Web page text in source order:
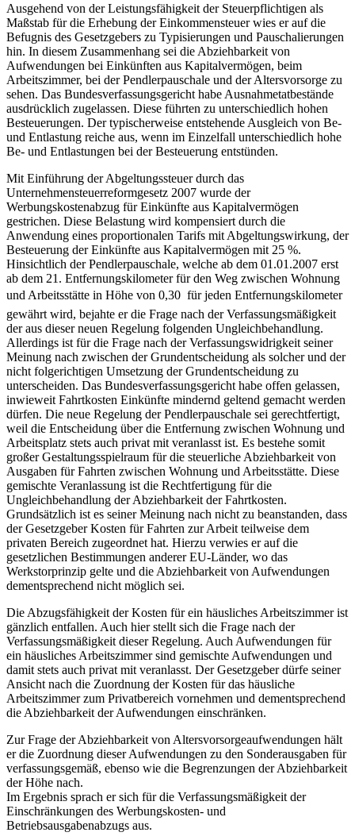
Ausgehend von der Leistungsfähigkeit der Steuerpflichtigen als
Maßstab für die Erhebung der Einkommensteuer wies er auf die
Befugnis des Gesetzgebers zu Typisierungen und Pauschalierungen
hin. In diesem Zusammenhang sei die Abziehbarkeit von
Aufwendungen bei Einkünften aus Kapitalvermögen, beim
Arbeitszimmer, bei der Pendlerpauschale und der Altersvorsorge zu
sehen. Das Bundesverfassungsgericht habe Ausnahmetatbestände
ausdrücklich zugelassen. Diese führten zu unterschiedlich hohen
Besteuerungen. Der typischerweise entstehende Ausgleich von Be-
und Entlastung reiche aus, wenn im Einzelfall unterschiedlich hohe
Be- und Entlastungen bei der Besteuerung entstünden.
Mit Einführung der Abgeltungssteuer durch das
Unternehmensteuerreformgesetz 2007 wurde der
Werbungskostenabzug für Einkünfte aus Kapitalvermögen
gestrichen. Diese Belastung wird kompensiert durch die
Anwendung eines proportionalen Tarifs mit Abgeltungswirkung, der
Besteuerung der Einkünfte aus Kapitalvermögen mit 25 %.
Hinsichtlich der Pendlerpauschale, welche ab dem 01.01.2007 erst
ab dem 21. Entfernungskilometer für den Weg zwischen Wohnung
und Arbeitsstätte in Höhe von 0,30  für jeden Entfernungskilometer
gewährt wird, bejahte er die Frage nach der Verfassungsmäßigkeit
der aus dieser neuen Regelung folgenden Ungleichbehandlung.
Allerdings ist für die Frage nach der Verfassungswidrigkeit seiner
Meinung nach zwischen der Grundentscheidung als solcher und der
nicht folgerichtigen Umsetzung der Grundentscheidung zu
unterscheiden. Das Bundesverfassungsgericht habe offen gelassen,
inwieweit Fahrtkosten Einkünfte mindernd geltend gemacht werden
dürfen. Die neue Regelung der Pendlerpauschale sei gerechtfertigt,
weil die Entscheidung über die Entfernung zwischen Wohnung und
Arbeitsplatz stets auch privat mit veranlasst ist. Es bestehe somit
großer Gestaltungsspielraum für die steuerliche Abziehbarkeit von
Ausgaben für Fahrten zwischen Wohnung und Arbeitsstätte. Diese
gemischte Veranlassung ist die Rechtfertigung für die
Ungleichbehandlung der Abziehbarkeit der Fahrtkosten.
Grundsätzlich ist es seiner Meinung nach nicht zu beanstanden, dass
der Gesetzgeber Kosten für Fahrten zur Arbeit teilweise dem
privaten Bereich zugeordnet hat. Hierzu verwies er auf die
gesetzlichen Bestimmungen anderer EU-Länder, wo das
Werkstorprinzip gelte und die Abziehbarkeit von Aufwendungen
dementsprechend nicht möglich sei.
Die Abzugsfähigkeit der Kosten für ein häusliches Arbeitszimmer ist
gänzlich entfallen. Auch hier stellt sich die Frage nach der
Verfassungsmäßigkeit dieser Regelung. Auch Aufwendungen für
ein häusliches Arbeitszimmer sind gemischte Aufwendungen und
damit stets auch privat mit veranlasst. Der Gesetzgeber dürfe seiner
Ansicht nach die Zuordnung der Kosten für das häusliche
Arbeitszimmer zum Privatbereich vornehmen und dementsprechend
die Abziehbarkeit der Aufwendungen einschränken.
Zur Frage der Abziehbarkeit von Altersvorsorgeaufwendungen hält
er die Zuordnung dieser Aufwendungen zu den Sonderausgaben für
verfassungsgemäß, ebenso wie die Begrenzungen der Abziehbarkeit
der Höhe nach.
Im Ergebnis sprach er sich für die Verfassungsmäßigkeit der
Einschränkungen des Werbungskosten- und
Betriebsausgabenabzugs aus.